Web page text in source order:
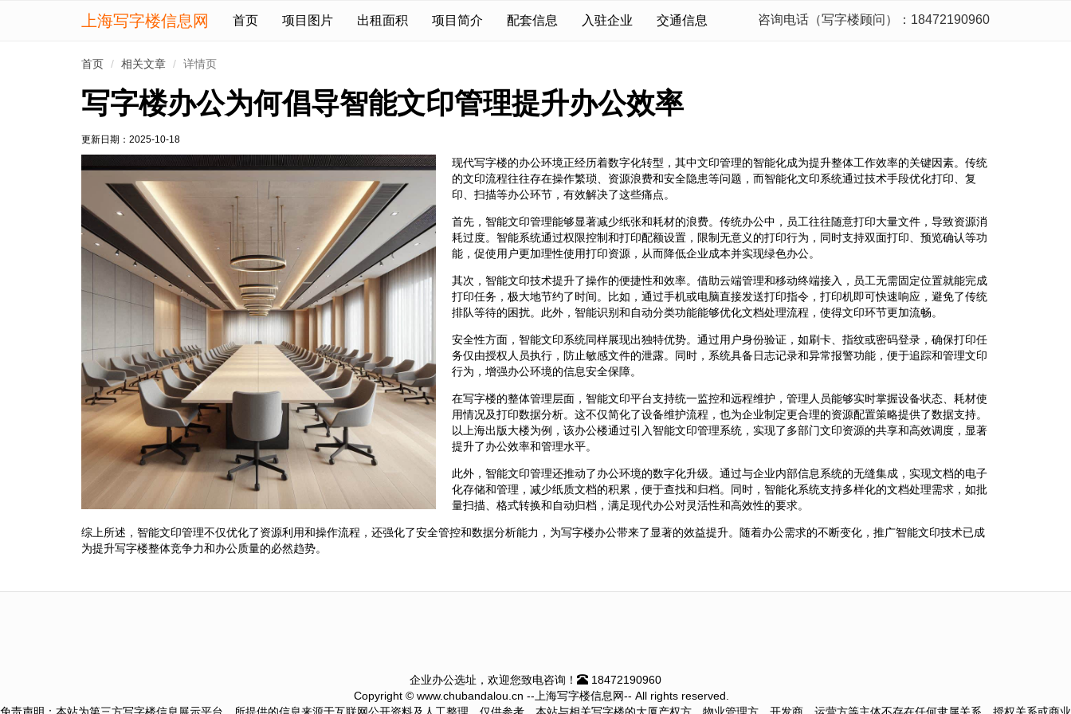
上海写字楼信息网 首页 项目图片 出租面积 项目简介 配套信息 入驻企业 交通信息 咨询电话（写字楼顾问）：18472190960
首页 相关文章 详情页
写字楼办公为何倡导智能文印管理提升办公效率
更新日期： 2025-10-18
现代写字楼的办公环境正经历着数字化转型，其中文印管理的智能化成为提升整体工作效率的关键因素。传统
的文印流程往往存在操作繁琐、资源浪费和安全隐患等问题，而智能化文印系统通过技术手段优化打印、复
印、扫描等办公环节，有效解决了这些痛点。
首先，智能文印管理能够显著减少纸张和耗材的浪费。传统办公中，员工往往随意打印大量文件，导致资源消
耗过度。智能系统通过权限控制和打印配额设置，限制无意义的打印行为，同时支持双面打印、预览确认等功
能，促使用户更加理性使用打印资源，从而降低企业成本并实现绿色办公。
其次，智能文印技术提升了操作的便捷性和效率。借助云端管理和移动终端接入，员工无需固定位置就能完成
打印任务，极大地节约了时间。比如，通过手机或电脑直接发送打印指令，打印机即可快速响应，避免了传统
排队等待的困扰。此外，智能识别和自动分类功能能够优化文档处理流程，使得文印环节更加流畅。
安全性方面，智能文印系统同样展现出独特优势。通过用户身份验证，如刷卡、指纹或密码登录，确保打印任
务仅由授权人员执行，防止敏感文件的泄露。同时，系统具备日志记录和异常报警功能，便于追踪和管理文印
行为，增强办公环境的信息安全保障。
在写字楼的整体管理层面，智能文印平台支持统一监控和远程维护，管理人员能够实时掌握设备状态、耗材使
用情况及打印数据分析。这不仅简化了设备维护流程，也为企业制定更合理的资源配置策略提供了数据支持。
以上海出版大楼为例，该办公楼通过引入智能文印管理系统，实现了多部门文印资源的共享和高效调度，显著
提升了办公效率和管理水平。
此外，智能文印管理还推动了办公环境的数字化升级。通过与企业内部信息系统的无缝集成，实现文档的电子
化存储和管理，减少纸质文档的积累，便于查找和归档。同时，智能化系统支持多样化的文档处理需求，如批
量扫描、格式转换和自动归档，满足现代办公对灵活性和高效性的要求。
综上所述，智能文印管理不仅优化了资源利用和操作流程，还强化了安全管控和数据分析能力，为写字楼办公带来了显著的效益提升。随着办公需求的不断变化，推广智能文印技术已成
为提升写字楼整体竞争力和办公质量的必然趋势。
企业办公选址，欢迎您致电咨询！
18472190960
Copyright © www.chubandalou.cn --上海写字楼信息网-- All rights reserved.